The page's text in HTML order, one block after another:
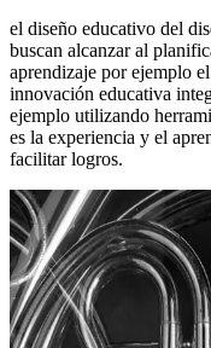
el diseño educativo del
buscan alcanzar al
aprendizaje por ejemplo
innovación educativa
ejemplo utilizando
es la experiencia y el
facilitar logros.